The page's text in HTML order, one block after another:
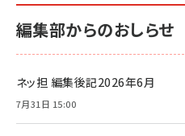
編集部からのおしらせ
ネッ担 編集後記2026年6月
7月31日 15:00